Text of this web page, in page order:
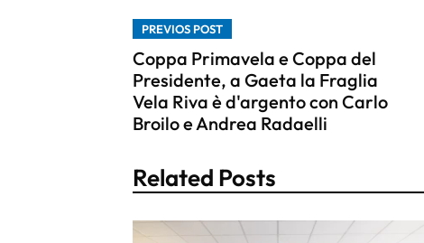
PREVIOS POST
Coppa Primavela e Coppa del
Presidente, a Gaeta la Fraglia
Vela Riva è d'argento con Carlo
Broilo e Andrea Radaelli
Related Posts